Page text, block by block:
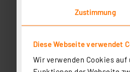
Zustimmung
Diese Webseite verwendet
Wir verwenden Cookies